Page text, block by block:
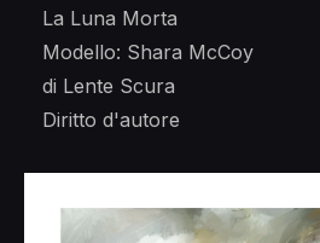
La Luna Morta
Modello: Shara McCoy
di Lente Scura
Diritto d'autore